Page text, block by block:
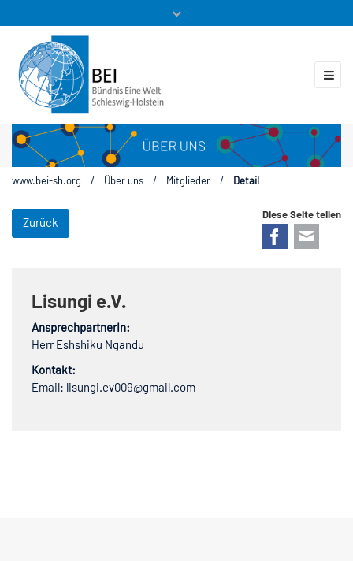
Mitglieder
www.bei-sh.org / Über uns / Mitglieder / Detail
Zurück
Diese Seite teilen
Facebook
Lisungi e.V.
AnsprechpartnerIn:
Herr Eshshiku Ngandu
Kontakt:
Email: lisungi.ev009@gmail.com